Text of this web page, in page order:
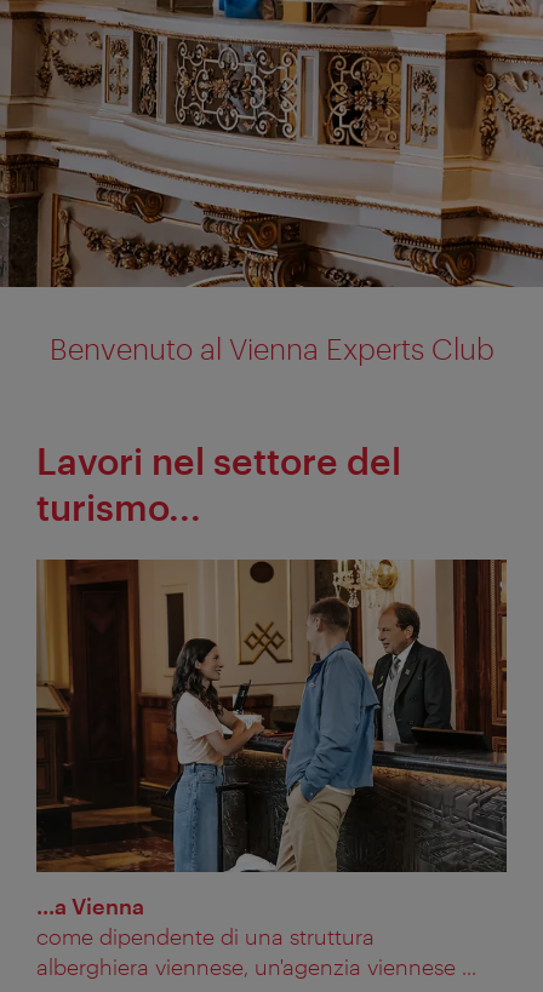
Benvenuto al Vienna Experts Club
Lavori nel settore del
turismo...
...a Vienna
come dipendente di una struttura
alberghiera viennese, un'agenzia viennese ...